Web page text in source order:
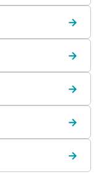
→
→
→
→
→